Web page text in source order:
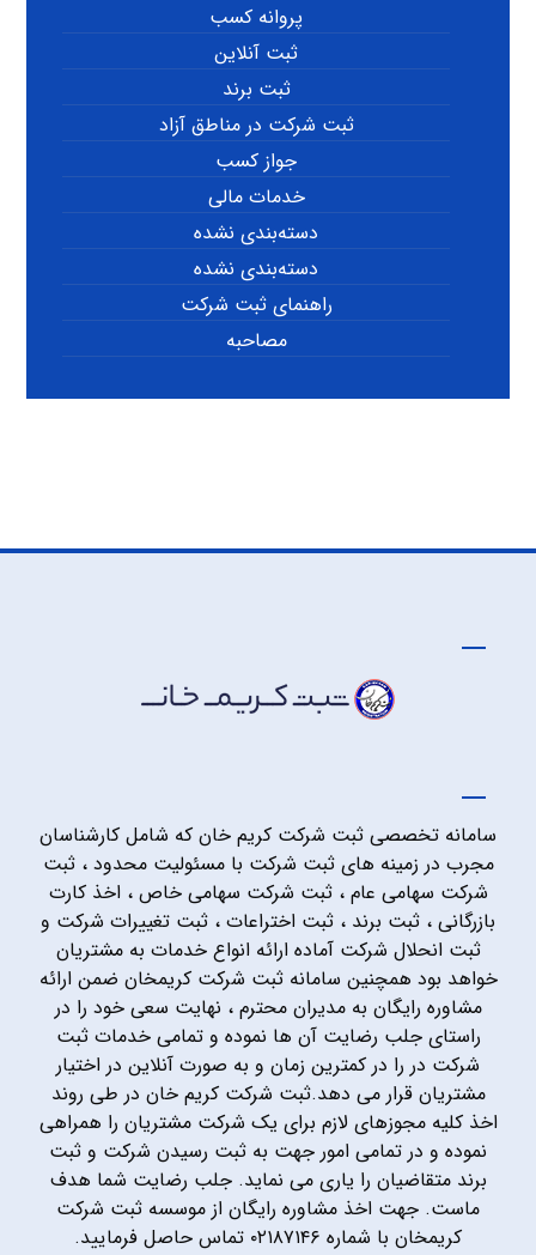
پروانه کسب
ثبت آنلاین
ثبت برند
ثبت شرکت در مناطق آزاد
جواز کسب
خدمات مالی
دسته‌بندی نشده
دسته‌بندی نشده
راهنمای ثبت شرکت
مصاحبه
سامانه تخصصی ثبت شرکت کریم خان که شامل کارشناسان
مجرب در زمینه های ثبت شرکت با مسئولیت محدود ، ثبت
شرکت سهامی عام ، ثبت شرکت سهامی خاص ، اخذ کارت
بازرگانی ، ثبت برند ، ثبت اختراعات ، ثبت تغییرات شرکت و
ثبت انحلال شرکت آماده ارائه انواع خدمات به مشتریان
خواهد بود همچنین سامانه ثبت شرکت کریمخان ضمن ارائه
مشاوره رایگان به مدیران محترم ، نهایت سعی خود را در
راستای جلب رضایت آن ها نموده و تمامی خدمات ثبت
شرکت در را در کمترین زمان و به صورت آنلاین در اختیار
مشتریان قرار می دهد.ثبت شرکت کریم خان در طی روند
اخذ کلیه مجوزهای لازم برای یک شرکت مشتریان را همراهی
نموده و در تمامی امور جهت به ثبت رسیدن شرکت و ثبت
برند متقاضیان را یاری می نماید. جلب رضایت شما هدف
ماست. جهت اخذ مشاوره رایگان از موسسه ثبت شرکت
کریمخان با شماره ۰۲۱۸۷۱۴۶ تماس حاصل فرمایید.